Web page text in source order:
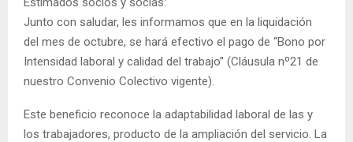
Junto con saludar, les informamos que en la liquidación
del mes de octubre, se hará efectivo el pago de “Bono por
Intensidad laboral y calidad del trabajo” (Cláusula nº21 de
nuestro Convenio Colectivo vigente).
Este beneficio reconoce la adaptabilidad laboral de las y
los trabajadores, producto de la ampliación del servicio. La